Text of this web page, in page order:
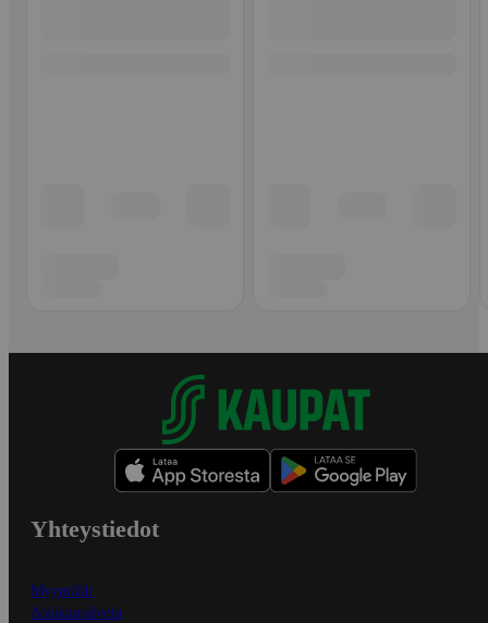
Yhteystiedot
Myymälät
Asiakaspalvelu